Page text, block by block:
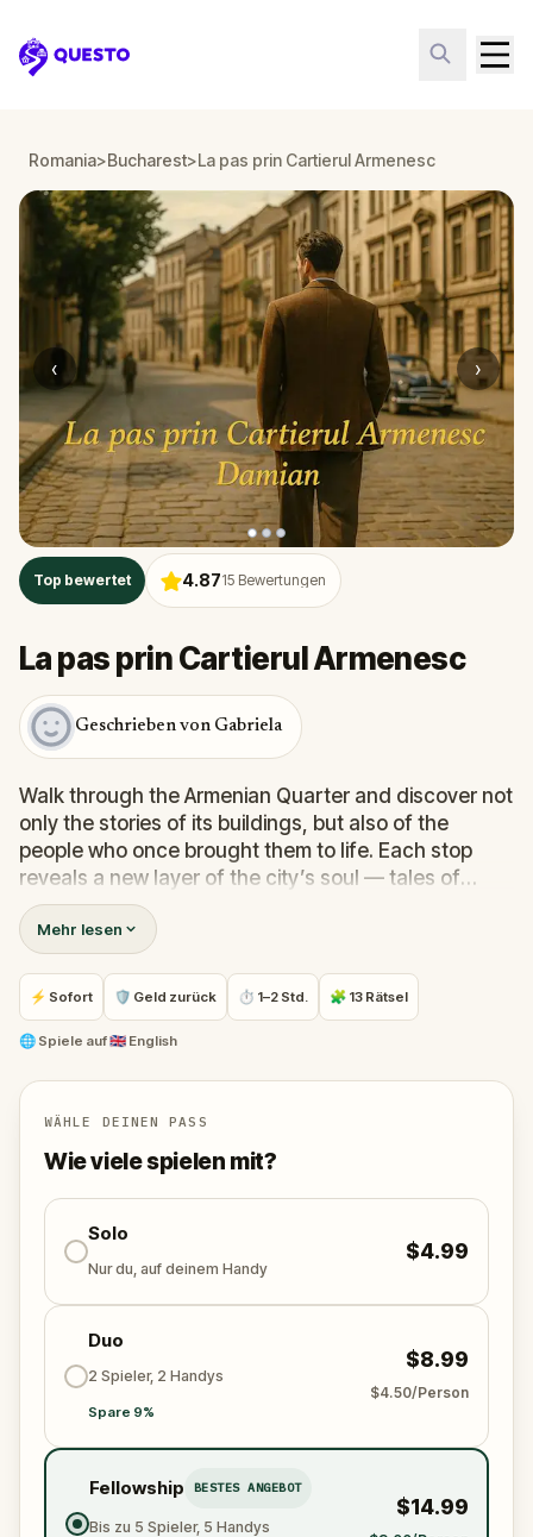
Questo
Romania>Bucharest>La pas prin Cartierul Armenesc
‹ ›
Top bewertet 4.8715 Bewertungen
La pas prin Cartierul Armenesc
Geschrieben von Gabriela
Walk through the Armenian Quarter and discover not
only the stories of its buildings, but also of the
people who once brought them to life. Each stop
reveals a new layer of the city’s soul — tales of
artists, dreamers, and visionaries who shaped
Bucharest’s history. And you won’t walk alone —
your guide, Damian, will lead you through the
streets, sharing the secrets and spirit of this timeless
quarter.
Mehr lesen
⚡ Sofort 🛡 Geld zurück ⏱ 1–2 Std. 🧩 13 Rätsel
🌐 Spiele auf🇬🇧 English
WÄHLE DEINEN PASS
Wie viele spielen mit?
Solo
Nur du, auf deinem Handy
$4.99
Duo
2 Spieler, 2 Handys
Spare 9%
$8.99
$4.50/Person
Fellowship BESTES ANGEBOT
Bis zu 5 Spieler, 5 Handys
$14.99